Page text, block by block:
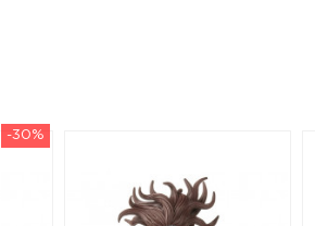
-30%